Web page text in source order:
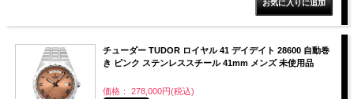
チューダー TUDOR ロイヤル 41 デイデイト 28600 自動巻
き ピンク ステンレススチール 41mm メンズ 未使用品
価格： 278,000円(税込)